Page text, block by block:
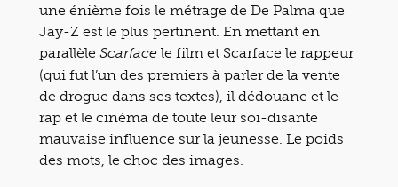
une énième fois le métrage de De Palma que
Jay-Z est le plus pertinent. En mettant en
parallèle Scarface le film et Scarface le rappeur
(qui fut l’un des premiers à parler de la vente
de drogue dans ses textes), il dédouane et le
rap et le cinéma de toute leur soi-disante
mauvaise influence sur la jeunesse. Le poids
des mots, le choc des images.